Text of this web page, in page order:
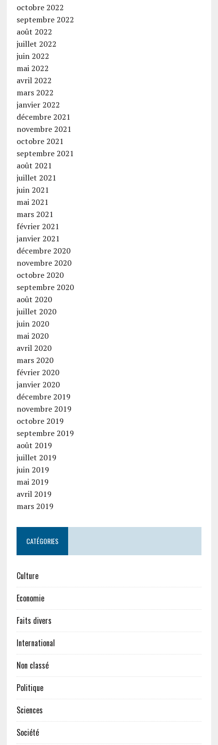
octobre 2022
septembre 2022
août 2022
juillet 2022
juin 2022
mai 2022
avril 2022
mars 2022
janvier 2022
décembre 2021
novembre 2021
octobre 2021
septembre 2021
août 2021
juillet 2021
juin 2021
mai 2021
mars 2021
février 2021
janvier 2021
décembre 2020
novembre 2020
octobre 2020
septembre 2020
août 2020
juillet 2020
juin 2020
mai 2020
avril 2020
mars 2020
février 2020
janvier 2020
décembre 2019
novembre 2019
octobre 2019
septembre 2019
août 2019
juillet 2019
juin 2019
mai 2019
avril 2019
mars 2019
CATÉGORIES
Culture
Economie
Faits divers
International
Non classé
Politique
Sciences
Société